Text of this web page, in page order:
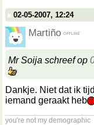
02-05-2007, 12:24
Martiño
Mr Soija schreef op
Dankje. Niet dat ik
iemand geraakt heb
you're not my demographic